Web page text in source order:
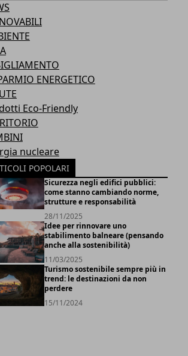
ENERGETICO
Eco-Friendly
nucleare
POPOLARI
Sicurezza negli edifici pubblici:
come stanno cambiando norme,
strutture e responsabilità
28/11/2025
Idee per rinnovare uno
stabilimento balneare (pensando
anche alla sostenibilità)
11/03/2025
Turismo sostenibile sempre più in
trend: le destinazioni da non
perdere
15/11/2024